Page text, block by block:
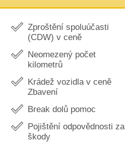
Zproštění spoluúčasti
(CDW) v ceně
Neomezený počet
kilometrů
Krádež vozidla v ceně
Zbavení
Break dolů pomoc
Pojištění odpovědnosti za
škody